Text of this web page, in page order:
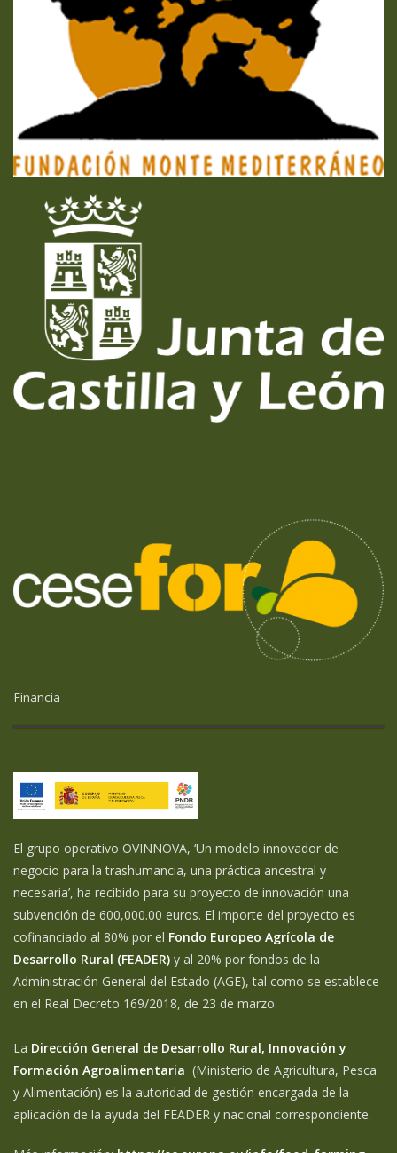
Financia
El grupo operativo OVINNOVA, ‘Un modelo innovador de
negocio para la trashumancia, una práctica ancestral y
necesaria’, ha recibido para su proyecto de innovación una
subvención de 600,000.00 euros. El importe del proyecto es
cofinanciado al 80% por el Fondo Europeo Agrícola de
Desarrollo Rural (FEADER) y al 20% por fondos de la
Administración General del Estado (AGE), tal como se establece
en el Real Decreto 169/2018, de 23 de marzo.
La Dirección General de Desarrollo Rural, Innovación y
Formación Agroalimentaria (Ministerio de Agricultura, Pesca
y Alimentación) es la autoridad de gestión encargada de la
aplicación de la ayuda del FEADER y nacional correspondiente.